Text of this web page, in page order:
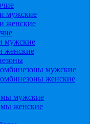
мужские
женские
мужские
женские
мужские
женские
мужские
женские